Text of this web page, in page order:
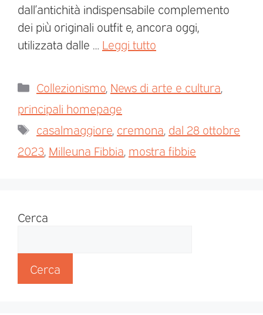
dall’antichità indispensabile complemento
dei più originali outfit e, ancora oggi,
utilizzata dalle … Leggi tutto
Collezionismo News di arte e cultura
principali homepage
casalmaggiore cremona dal 28 ottobre
2023 Milleuna Fibbia mostra fibbie
Cerca
Cerca